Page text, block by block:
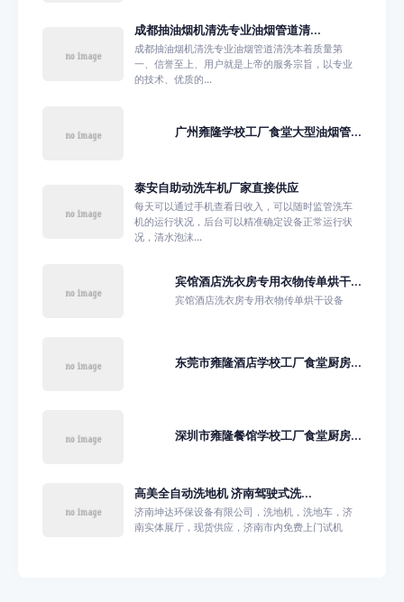
成都抽油烟机清洗专业油烟管道清...
成都抽油烟机清洗专业油烟管道清洗本着质量第
一、信誉至上、用户就是上帝的服务宗旨，以专业
的技术、优质的...
广州雍隆学校工厂食堂大型油烟管...
泰安自助动洗车机厂家直接供应
每天可以通过手机查看日收入，可以随时监管洗车
机的运行状况，后台可以精准确定设备正常运行状
况，清水泡沫...
宾馆酒店洗衣房专用衣物传单烘干...
宾馆酒店洗衣房专用衣物传单烘干设备
东莞市雍隆酒店学校工厂食堂厨房...
深圳市雍隆餐馆学校工厂食堂厨房...
高美全自动洗地机 济南驾驶式洗...
济南坤达环保设备有限公司，洗地机，洗地车，济
南实体展厅，现货供应，济南市内免费上门试机